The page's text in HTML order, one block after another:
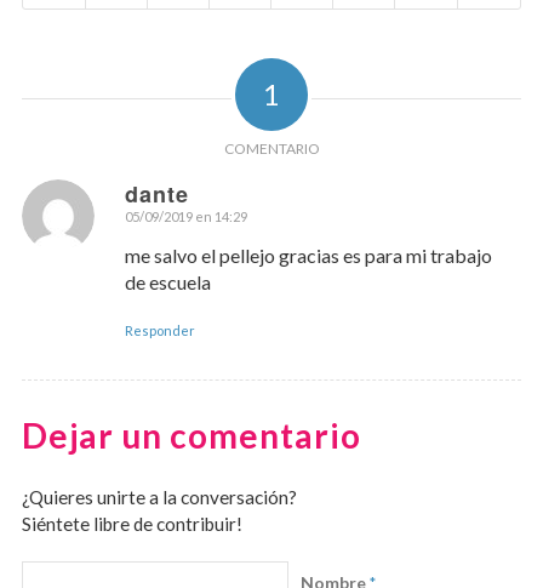
1
COMENTARIO
dante
Dice:
05/09/2019 en 14:29
me salvo el pellejo gracias es para mi trabajo
de escuela
Responder
Dejar un comentario
¿Quieres unirte a la conversación?
Siéntete libre de contribuir!
Nombre*